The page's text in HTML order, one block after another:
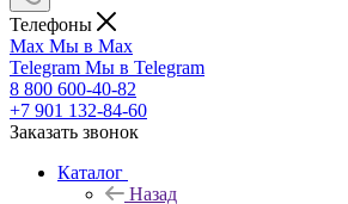
Телефоны
Max Мы в Max
Telegram Мы в Telegram
8 800 600-40-82
+7 901 132-84-60
Заказать звонок
Каталог
Назад